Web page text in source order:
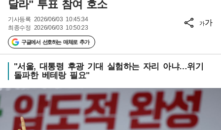
달라" 투표 참여 호소
기사등록 2026/06/03 10:45:34
최종수정 2026/06/03 10:50:23
구글에서 선호하는 매체로 추가
가가
"서울, 대통령 후광 기대 실험하는 자리 아냐…위기
돌파한 베테랑 필요"